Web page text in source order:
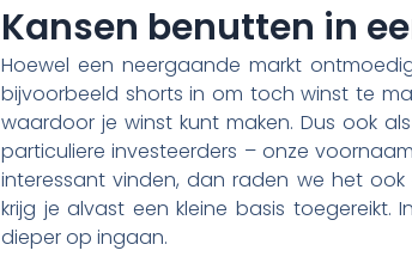
Kansen benutten in
Hoewel een neergaande markt
bijvoorbeeld shorts in om toch winst te
waardoor je winst kunt maken. Dus ook
particuliere investeerders – onze
interessant vinden, dan raden we het
krijg je alvast een kleine basis
dieper op ingaan.